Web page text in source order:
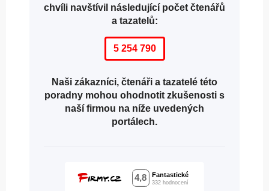
chvíli navštívil následující počet čtenářů
a tazatelů:
5 254 790
Naši zákazníci, čtenáři a tazatelé této
poradny mohou ohodnotit zkušenosti s
naší firmou na níže uvedených
portálech.